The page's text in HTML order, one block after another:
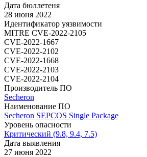
Дата бюллетеня
28 июня 2022
Идентификатор уязвимости
MITRE CVE-2022-2105
CVE-2022-1667
CVE-2022-2102
CVE-2022-1668
CVE-2022-2103
CVE-2022-2104
Производитель ПО
Secheron
Наименование ПО
Secheron SEPCOS Single Package
Уровень опасности
Критический (9.8, 9.4, 7.5)
Дата выявления
27 июня 2022